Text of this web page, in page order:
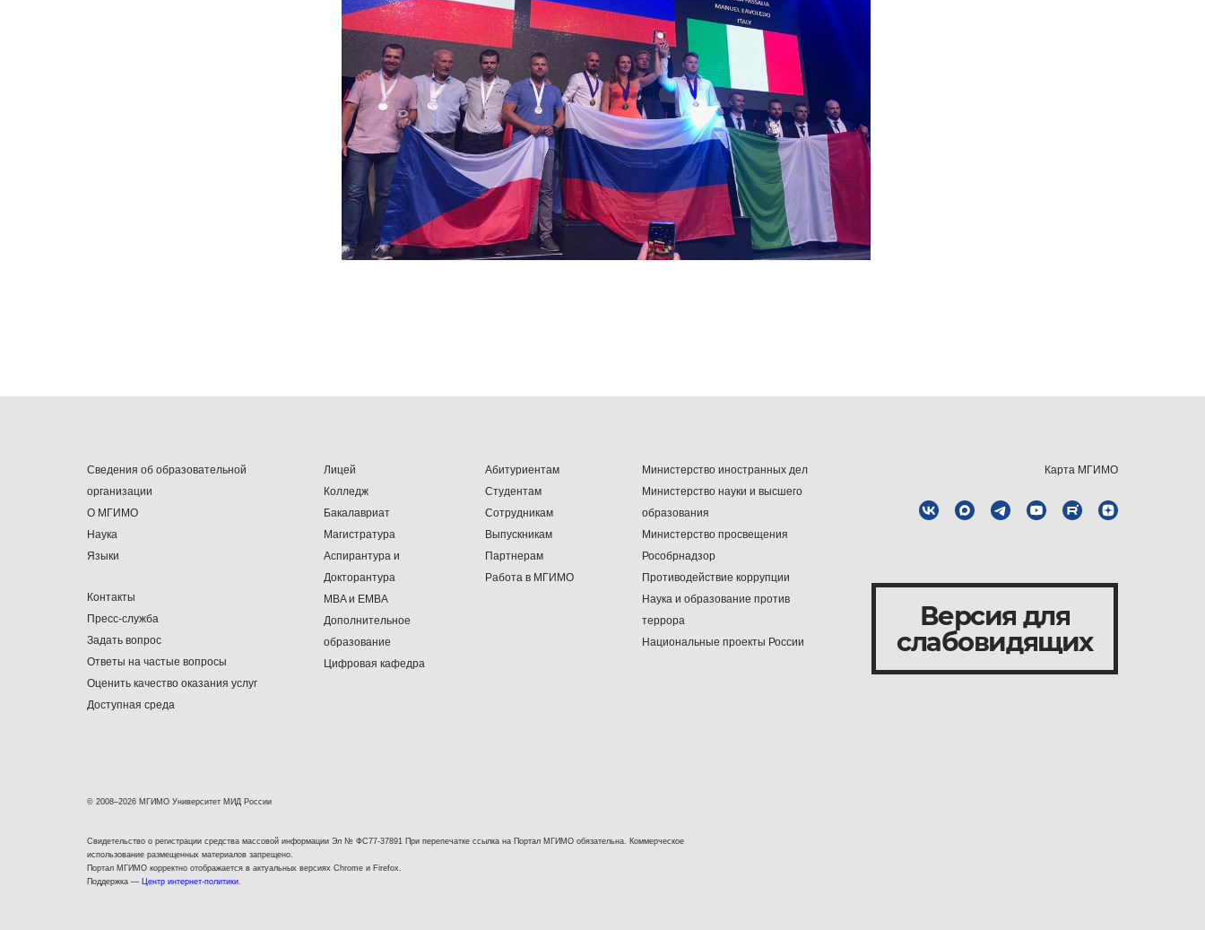
Сведения об образовательной
организации
О МГИМО
Наука
Языки
Контакты
Пресс-служба
Задать вопрос
Ответы на частые вопросы
Оценить качество оказания услуг
Доступная среда
Лицей
Колледж
Бакалавриат
Магистратура
Аспирантура и
Докторантура
MBA и EMBA
Дополнительное
образование
Цифровая кафедра
Абитуриентам
Студентам
Сотрудникам
Выпускникам
Партнерам
Работа в МГИМО
Министерство иностранных дел
Министерство науки и высшего
образования
Министерство просвещения
Рособрнадзор
Противодействие коррупции
Наука и образование против
террора
Национальные проекты России
Карта МГИМО
Версия для
слабовидящих
© 2008–2026 МГИМО Университет МИД России
Свидетельство о регистрации средства массовой информации Эл № ФС77-37891 При перепечатке ссылка на Портал МГИМО обязательна. Коммерческое
использование размещенных материалов запрещено.
Портал МГИМО корректно отображается в актуальных версиях Chrome и Firefox.
Поддержка — Центр интернет-политики.